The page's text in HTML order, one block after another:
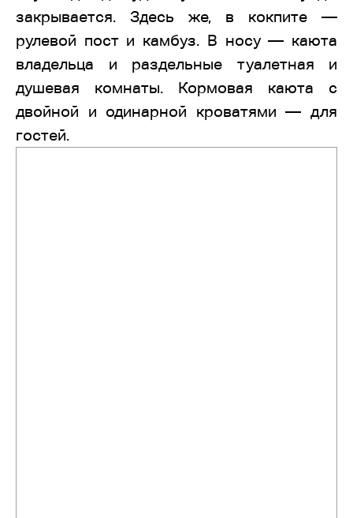
закрывается. Здесь же, в кокпите —
рулевой пост и камбуз. В носу — каюта
владельца и раздельные туалетная и
душевая комнаты. Кормовая каюта с
двойной и одинарной кроватями — для
гостей.